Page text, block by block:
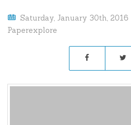
Saturday, January 30th, 2016
Paperexplore